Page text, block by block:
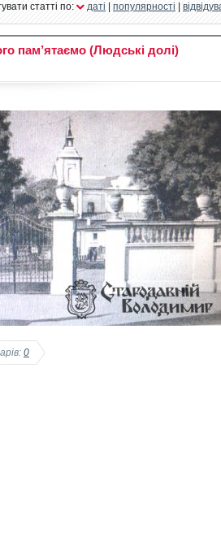
статті по: даті | популярності |
пам’ятаємо (Людські долі)
0